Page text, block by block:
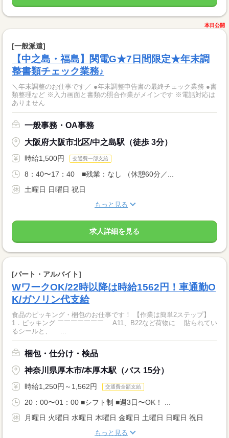
本日公開
[一般派遣]
【中之島・福島】関電G★7日間限定★年末調
整書類チェック業務♪
＼年末調整のお仕事です／ ●年末調整申告書の最終チェック業務 ●書
類整理など ※入力画面と書類の照合作業がメインです ※電話対応は
ありません
一般事務・OA事務
大阪府大阪市北区/中之島駅（徒歩 3分）
時給1,500円 交通費一部支給
8：40〜17：40 ■残業：なし （休憩60分／...
土曜日 日曜日 祝日
もっと見る
求人詳細を見る
[パート・アルバイト]
WワークOK/22時以降は時給1562円！車通勤O
K/ガソリン代支給
食品のピッキング・梱包のお仕事です！ 【作業は簡単2ステップ】
1．ピッキング ￣￣￣￣￣￣￣ A11、B22など荷物に 貼られてい
るシールと、 ...
梱包・仕分け・検品
神奈川県厚木市/本厚木駅（バス 15分）
時給1,250円～1,562円 交通費全額支給
20：00〜01：00 ■シフト制 ■週3日〜OK！ ...
月曜日 火曜日 水曜日 木曜日 金曜日 土曜日 日曜日 祝日
もっと見る